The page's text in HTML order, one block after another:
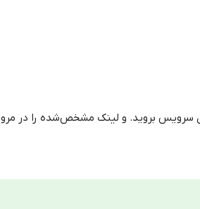
بروید. و لینک مشخص‌شده را در